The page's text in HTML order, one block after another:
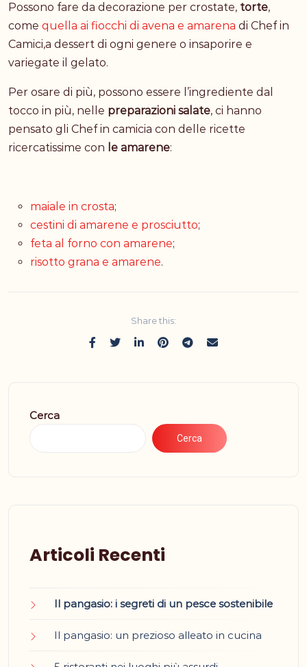
Possono fare da decorazione per crostate, torte,
come quella ai fiocchi di avena e amarena di Chef in
Camici,a dessert di ogni genere o insaporire e
variegate il gelato.
Per osare di più, possono essere l’ingrediente dal
tocco in più, nelle preparazioni salate, ci hanno
pensato gli Chef in camicia con delle ricette
ricercatissime con le amarene:
maiale in crosta;
cestini di amarene e prosciutto;
feta al forno con amarene;
risotto grana e amarene.
Share this:
Cerca
Cerca
Articoli Recenti
Il pangasio: i segreti di un pesce sostenibile
Il pangasio: un prezioso alleato in cucina